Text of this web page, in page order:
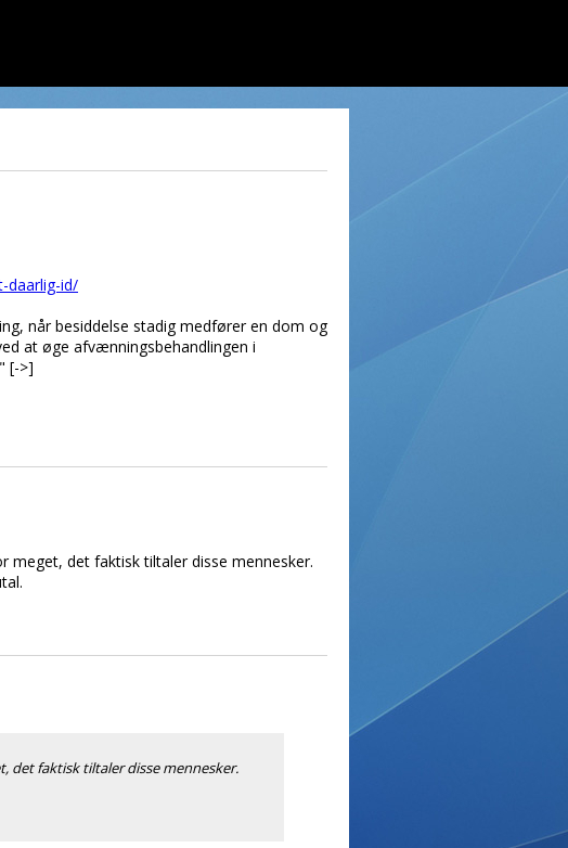
daarlig-id/
når besiddelse stadig medfører en dom og
at øge afvænningsbehandlingen i
[->]
meget, det faktisk tiltaler disse mennesker.
det faktisk tiltaler disse mennesker.